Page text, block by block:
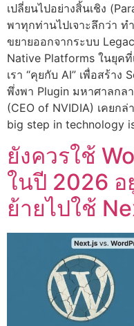
เปลี่ยนไปอย่างสิ้นเชิง
พาทุกท่านไปเจาะลึกว่า
ขยายออกจากระบบ
Native Platforms ในยุคที่
เรา “คุยกับ AI” เพื่อสร้าง
พึ่งพา Plugin มหาศาลกล
(CEO of NVIDIA) เคยกล่
big step in technology
ยังควรใช้
ในปี 2026 อ
ย้ายไปใช้